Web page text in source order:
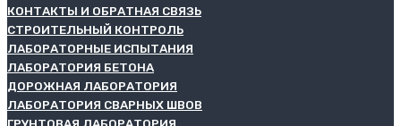
КОНТАКТЫ И ОБРАТНАЯ СВЯЗЬ
СТРОИТЕЛЬНЫЙ КОНТРОЛЬ
ЛАБОРАТОРНЫЕ ИСПЫТАНИЯ
ЛАБОРАТОРИЯ БЕТОНА
ДОРОЖНАЯ ЛАБОРАТОРИЯ
ЛАБОРАТОРИЯ СВАРНЫХ ШВОВ
ГРУНТОВАЯ ЛАБОРАТОРИЯ